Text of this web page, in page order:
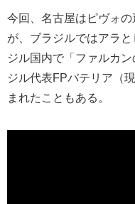
今回、名古屋はピヴォ
が、ブラジルではアラ
ジル国内で「ファルカ
ジル代表FPバテリア（
まれたこともある。